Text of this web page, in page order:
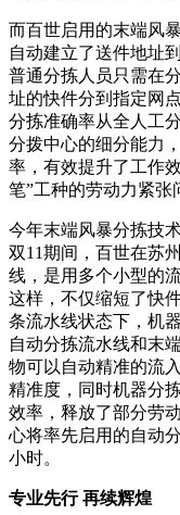
而百世启用的末端风
自动建立了送件地址
普通分拣人员只需在
址的快件分到指定网
分拣准确率从全人工
分拨中心的细分能力
率，有效提升了工作
笔”工种的劳动力紧张
今年末端风暴分拣技
双11期间，百世在苏
线，是用多个小型的
这样，不仅缩短了快
条流水线状态下，机
自动分拣流水线和末
物可以自动精准的流
精准度，同时机器分
效率，释放了部分劳
心将率先启用的自动
小时。
专业先行 再续辉煌